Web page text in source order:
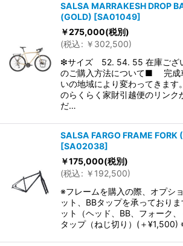
SALSA MARRAKESH DROP
(GOLD) [SA01049]
￥275,000(税別)
(税込: ￥ 302,500)
❇サイズ 52. 54. 55 在庫ござ
のご購入方法について■ 完成
いの地域により変わってきます
のらくらく家財引越便のリンク
だ…
SALSA FARGO FRAME FORK
[SA02038]
￥175,000(税別)
(税込: ￥ 192,500)
※フレームを購入の際、オプシ
ット、BBタップを承っており
ット（ヘッド、BB、フォーク
タップ（ねじ切り）(＋¥1,500)